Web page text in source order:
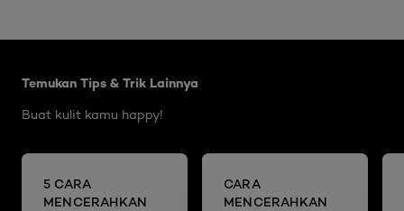
Temukan Tips & Trik Lainnya
Buat kulit kamu happy!
5 CARA
MENCERAHKAN
CARA
MENCERAHKAN